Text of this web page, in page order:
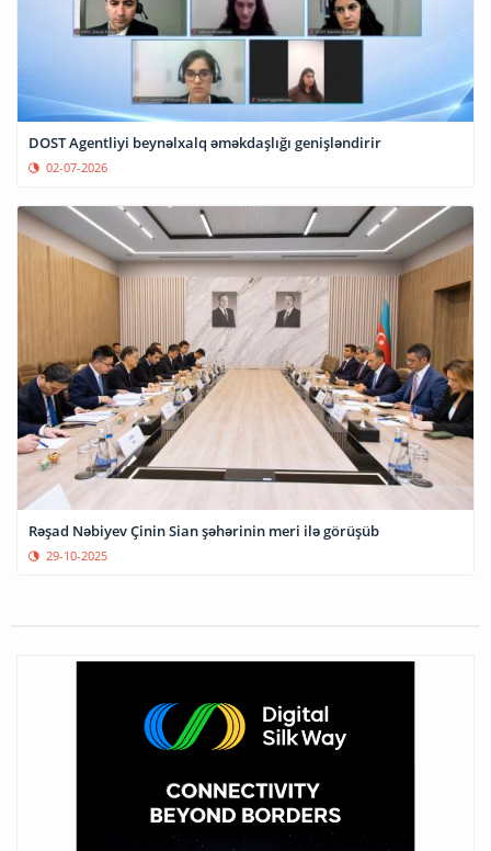
DOST Agentliyi beynəlxalq əməkdaşlığı genişləndirir
02-07-2026
Rəşad Nəbiyev Çinin Sian şəhərinin meri ilə görüşüb
29-10-2025